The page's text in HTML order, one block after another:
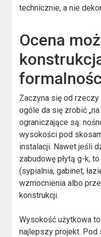
technicznie, a nie
Ocena
Zaczyna się od
ogóle da się zrobić
ograniczające są:
wysokości pod
instalacji. Nawet jeśli
zabudowę płytą g-k,
(sypialnia, gabinet,
wzmocnienia albo
konstrukcji.
Wysokość użytkowa
najlepszy projekt. Pod